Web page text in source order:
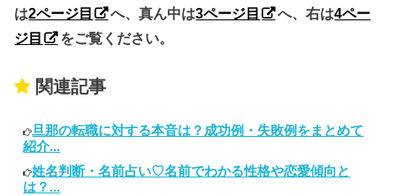
は2ページ目 へ、真ん中は3ページ目 へ、右は4ペー
ジ目
をご覧ください。
関連記事
旦那の転職に対する本音は？成功例・失敗例をまとめて
紹介...
姓名判断・名前占い♡名前でわかる性格や恋愛傾向と
は？...